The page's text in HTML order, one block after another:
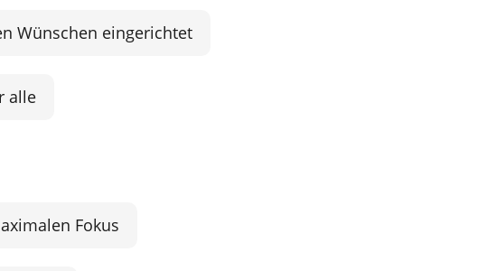
Wünschen eingerichtet
alle
Fokus